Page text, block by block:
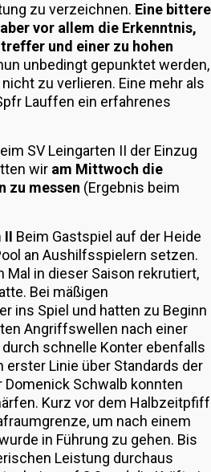
zu verzeichnen. Eine bittere
vor allem die Erkenntnis,
und einer zu hohen
unbedingt gepunktet werden,
zu verlieren. Eine mehr als
Lauffen ein erfahrenes
SV Leingarten II der Einzug
wir am Mittwoch die
zu messen (Ergebnis beim
II Beim Gastspiel auf der Heide
an Aushilfsspielern setzen.
in dieser Saison rekrutiert,
Bei mäßigen
ins Spiel und hatten zu Beginn
Angriffswellen nach einer
schnelle Konter ebenfalls
Linie über Standards der
Domenick Schwalb konnten
Kurz vor dem Halbzeitpfiff
um nach einem
in Führung zu gehen. Bis
Leistung durchaus